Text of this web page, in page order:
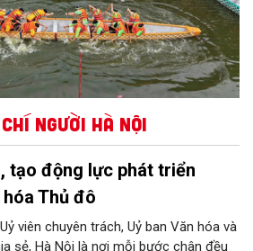
Người Hà Nội
tạo động lực phát triển
Thủ đô
viên chuyên trách, Uỷ ban Văn hóa và
sẻ, Hà Nội là nơi mỗi bước chân đều